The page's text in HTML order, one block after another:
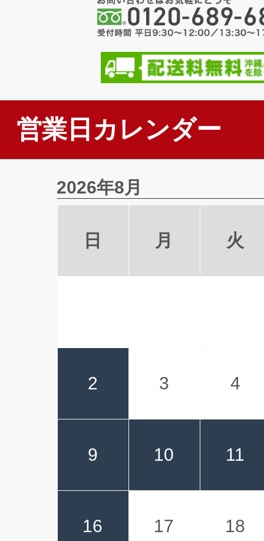
営業日カレンダー
2026年8月
日 月 火
2 3 4
9 10 11
16 17 18